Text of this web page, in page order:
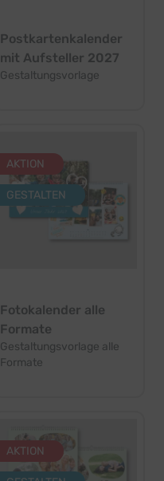
Postkartenkalender
mit Aufsteller 2027
Gestaltungsvorlage
AKTION
GESTALTEN
Fotokalender alle
Formate
Gestaltungsvorlage alle
Formate
AKTION